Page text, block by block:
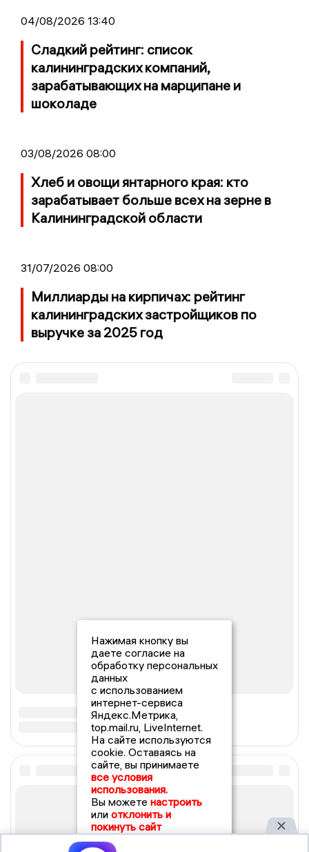
04/08/2026 13:40
Сладкий рейтинг: список
калининградских компаний,
зарабатывающих на марципане и
шоколаде
03/08/2026 08:00
Хлеб и овощи янтарного края: кто
зарабатывает больше всех на зерне в
Калининградской области
31/07/2026 08:00
Миллиарды на кирпичах: рейтинг
калининградских застройщиков по
выручке за 2025 год
Нажимая кнопку вы
даете согласие на
обработку персональных
данных
с использованием
интернет-сервиса
Яндекс.Метрика,
top.mail.ru, LiveInternet.
На сайте используются
cookie. Оставаясь на
сайте, вы принимаете
все условия
использования.
Вы можете настроить
или отклонить и
покинуть сайт